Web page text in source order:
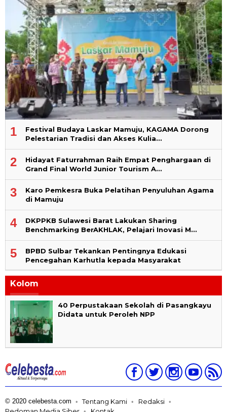
1
Festival Budaya Laskar Mamuju, KAGAMA Dorong
Pelestarian Tradisi dan Akses Kulia…
2
Hidayat Faturrahman Raih Empat Penghargaan di
Grand Final World Junior Tourism A…
3
Karo Pemkesra Buka Pelatihan Penyuluhan Agama
di Mamuju
4
DKPPKB Sulawesi Barat Lakukan Sharing
Benchmarking BerAKHLAK, Pelajari Inovasi M…
5
BPBD Sulbar Tekankan Pentingnya Edukasi
Pencegahan Karhutla kepada Masyarakat
Kolom
40 Perpustakaan Sekolah di Pasangkayu
Didata untuk Peroleh NPP
© 2020 celebesta.com Tentang Kami
Redaksi